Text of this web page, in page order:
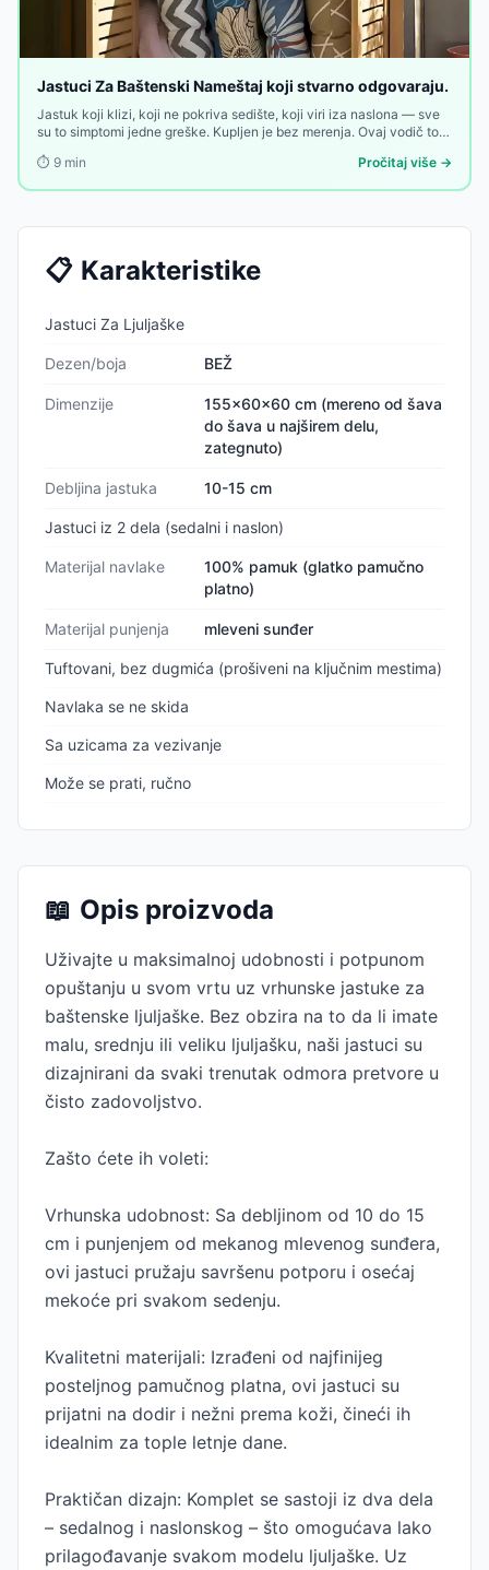
Jastuci Za Baštenski Nameštaj koji stvarno odgovaraju.
Jastuk koji klizi, koji ne pokriva sedište, koji viri iza naslona — sve
su to simptomi jedne greške. Kupljen je bez merenja. Ovaj vodič to
⏱️ 9 min Pročitaj više →
📋 Karakteristike
Jastuci Za Ljuljaške
Dezen/boja BEŽ
Dimenzije
155x60x60 cm (mereno od šava
do šava u najširem delu,
zategnuto)
Debljina jastuka 10-15 cm
Jastuci iz 2 dela (sedalni i naslon)
Materijal navlake
100% pamuk (glatko pamučno
platno)
Materijal punjenja mleveni sunđer
Tuftovani, bez dugmića (prošiveni na ključnim mestima)
Navlaka se ne skida
Sa uzicama za vezivanje
Može se prati, ručno
📖 Opis proizvoda
Uživajte u maksimalnoj udobnosti i potpunom
opuštanju u svom vrtu uz vrhunske jastuke za
baštenske ljuljaške. Bez obzira na to da li imate
malu, srednju ili veliku ljuljašku, naši jastuci su
dizajnirani da svaki trenutak odmora pretvore u
čisto zadovoljstvo.
Zašto ćete ih voleti:
Vrhunska udobnost: Sa debljinom od 10 do 15
cm i punjenjem od mekanog mlevenog sunđera,
ovi jastuci pružaju savršenu potporu i osećaj
mekoće pri svakom sedenju.
Kvalitetni materijali: Izrađeni od najfinijeg
posteljnog pamučnog platna, ovi jastuci su
prijatni na dodir i nežni prema koži, čineći ih
idealnim za tople letnje dane.
Praktičan dizajn: Komplet se sastoji iz dva dela
– sedalnog i naslonskog – što omogućava lako
prilagođavanje svakom modelu ljuljaške. Uz